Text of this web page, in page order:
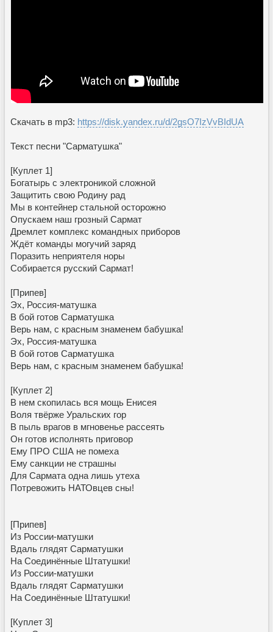
Скачать в mp3: https://disk.yandex.ru/d/2gsO7IzVvBIdUA
Текст песни "Сарматушка"
[Куплет 1]
Богатырь с электроникой сложной
Защитить свою Родину рад
Мы в контейнер стальной осторожно
Опускаем наш грозный Сармат
Дремлет комплекс командных приборов
Ждёт команды могучий заряд
Поразить неприятеля норы
Собирается русский Сармат!
[Припев]
Эх, Россия-матушка
В бой готов Сарматушка
Верь нам, с красным знаменем бабушка!
Эх, Россия-матушка
В бой готов Сарматушка
Верь нам, с красным знаменем бабушка!
[Куплет 2]
В нем скопилась вся мощь Енисея
Воля твёрже Уральских гор
В пыль врагов в мгновенье рассеять
Он готов исполнять приговор
Ему ПРО США не помеха
Ему санкции не страшны
Для Сармата одна лишь утеха
Потревожить НАТОвцев сны!
[Припев]
Из России-матушки
Вдаль глядят Сарматушки
На Соединённые Штатушки!
Из России-матушки
Вдаль глядят Сарматушки
На Соединённые Штатушки!
[Куплет 3]